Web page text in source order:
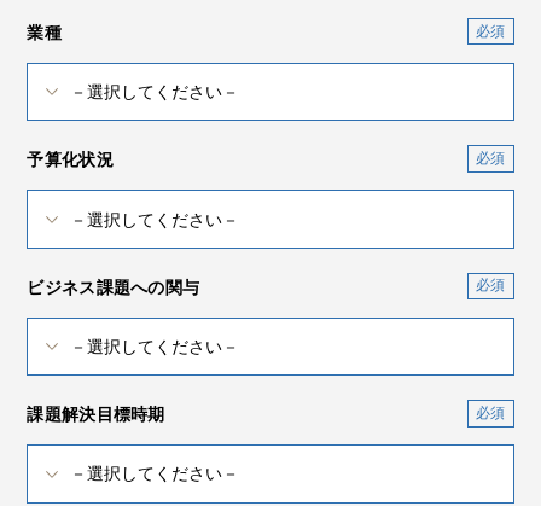
業種
予算化状況
ビジネス課題への関与
課題解決目標時期